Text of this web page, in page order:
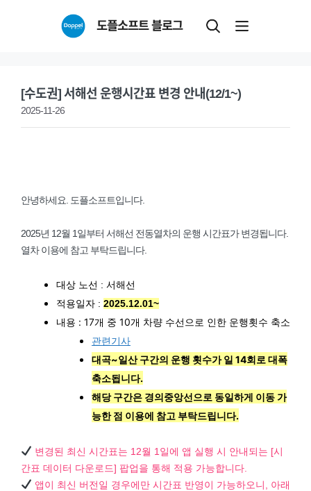
도플소프트 블로그
[수도권] 서해선 운행시간표 변경 안내(12/1~)
2025-11-26
안녕하세요. 도플소프트입니다.
2025년 12월 1일부터 서해선 전동열차의 운행 시간표가 변경됩니다.
열차 이용에 참고 부탁드립니다.
대상 노선 : 서해선
적용일자 : 2025.12.01~
내용 : 17개 중 10개 차량 수선으로 인한 운행횟수 축소
관련기사
대곡~일산 구간의 운행 횟수가 일 14회로 대폭
축소됩니다.
해당 구간은 경의중앙선으로 동일하게 이동 가
능한 점 이용에 참고 부탁드립니다.
변경된 최신 시간표는 12월 1일에 앱 실행 시 안내되는 [시
간표 데이터 다운로드] 팝업을 통해 적용 가능합니다.
앱이 최신 버전일 경우에만 시간표 반영이 가능하오니, 아래